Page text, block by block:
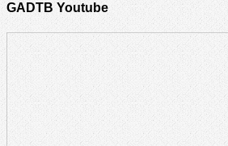
GADTB Youtube